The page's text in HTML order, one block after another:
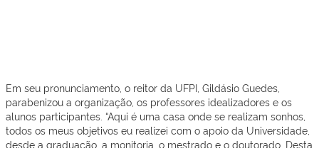
Em seu pronunciamento, o reitor da UFPI, Gildásio Guedes,
parabenizou a organização, os professores idealizadores e os
alunos participantes. “Aqui é uma casa onde se realizam sonhos,
todos os meus objetivos eu realizei com o apoio da Universidade,
desde a graduação, a monitoria, o mestrado e o doutorado. Desta